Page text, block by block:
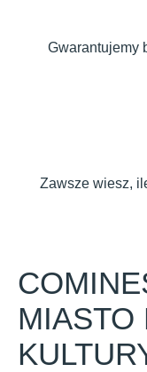
Gwarantujemy
Zawsze wiesz,
MIASTO